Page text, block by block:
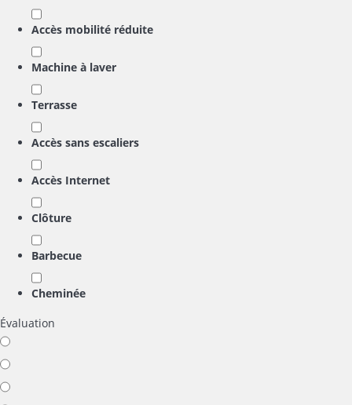
Accès mobilité réduite
Machine à laver
Terrasse
Accès sans escaliers
Accès Internet
Clôture
Barbecue
Cheminée
Évaluation